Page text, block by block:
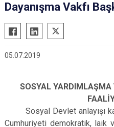
Akkışla
Bünyan
Felahiye
İncesu
Kocasinan
Melikgazi
Dayanışma Vakfı
05.07.2019
SOSYAL YARDIMLAŞMA
Sosyal Devlet anlayışı
Cumhuriyeti demokratik, laik